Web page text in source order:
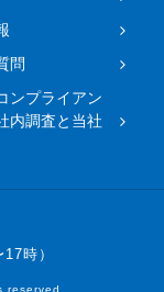
問
ンプライアン
内調査と当社
時）
reserved.